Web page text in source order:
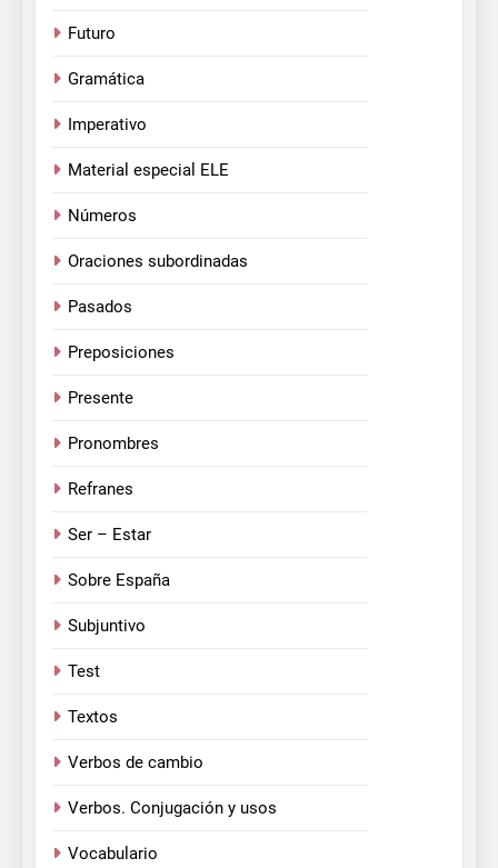
Futuro
Gramática
Imperativo
Material especial ELE
Números
Oraciones subordinadas
Pasados
Preposiciones
Presente
Pronombres
Refranes
Ser – Estar
Sobre España
Subjuntivo
Test
Textos
Verbos de cambio
Verbos. Conjugación y usos
Vocabulario